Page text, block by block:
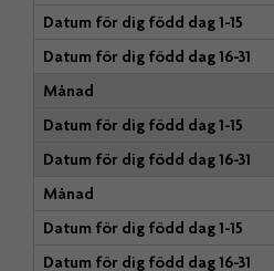
Datum för dig född dag 1-15
Datum för dig född dag 16-31
Månad
Datum för dig född dag 1-15
Datum för dig född dag 16-31
Månad
Datum för dig född dag 1-15
Datum för dig född dag 16-31